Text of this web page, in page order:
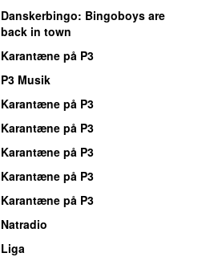
Danskerbingo: Bingoboys are
back in town
Karantæne på P3
P3 Musik
Karantæne på P3
Karantæne på P3
Karantæne på P3
Karantæne på P3
Karantæne på P3
Natradio
Liga